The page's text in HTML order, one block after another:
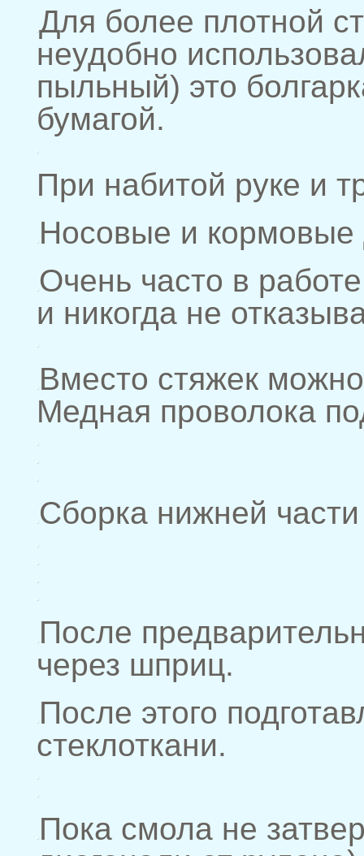
Для более плотной
неудобно
пыльный) это
бумагой.
При набитой руке и
Носовые и кормовые
Очень часто в
и никогда не
Вместо стяжек
Медная проволока
Сборка нижней части
После
через шприц.
После этого
стеклоткани.
Пока смола не